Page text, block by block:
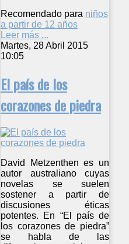
Recomendado para niños
a partir de 12 años
Leer más ...
Martes, 28 Abril 2015
10:05
El país de los
corazones de piedra
David Metzenthen es un
autor australiano cuyas
novelas se suelen
sostener a partir de
discusiones éticas
potentes. En “El país de
los corazones de piedra”
se habla de las